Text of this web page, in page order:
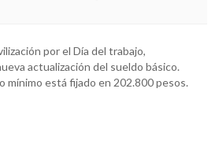
por el Día del trabajo,
actualización del sueldo básico.
mínimo está fijado en 202.800 pesos.